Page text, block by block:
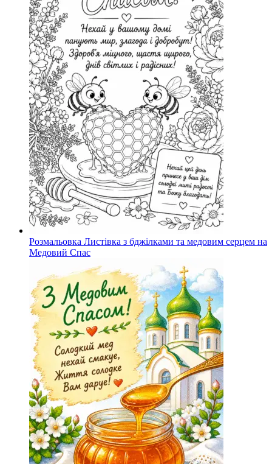
Розмальовка Листівка з бджілками та медовим серцем на
Медовий Спас